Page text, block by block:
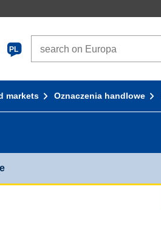
PL
markets Oznaczenia handlowe